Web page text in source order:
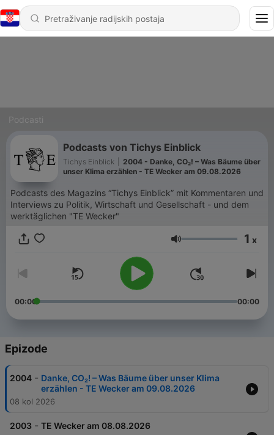
Podcasti
Podcasts von Tichys Einblick
Tichys Einblick
2004 - Danke, CO₂! – Was Bäume über
unser Klima erzählen - TE Wecker am 09.08.2026
Podcasts des Magazins “Tichys Einblick” mit Kommentaren und
Interviews zu Politik, Wirtschaft und Gesellschaft - und dem
werktäglichen "TE Wecker"
Glasnoća 1 x
00:00 00:00
Epizode
2004 - Danke, CO₂! – Was Bäume über unser Klima
erzählen - TE Wecker am 09.08.2026
08 kol 2026
2003 - TE Wecker am 08.08.2026